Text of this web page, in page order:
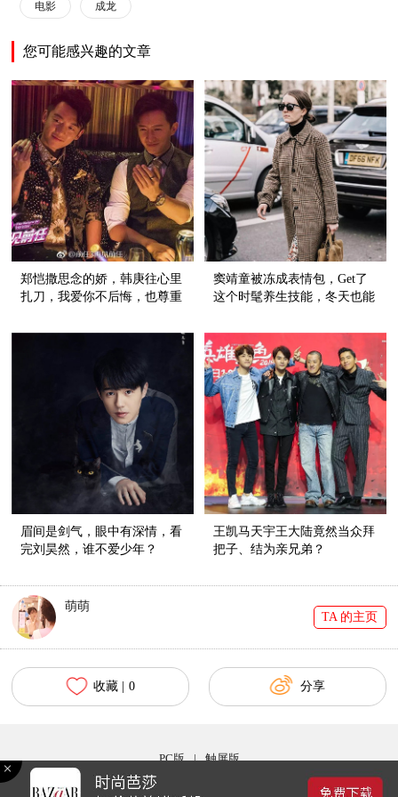
电影 成龙
您可能感兴趣的文章
郑恺撒思念的娇，韩庚往心里
扎刀，我爱你不后悔，也尊重
窦靖童被冻成表情包，Get了
这个时髦养生技能，冬天也能
眉间是剑气，眼中有深情，看
完刘昊然，谁不爱少年？
王凯马天宇王大陆竟然当众拜
把子、结为亲兄弟？
萌萌
TA 的主页
收藏 | 0 分享
PC版 | 触屏版
Copyright © 2017 bazaar.com.cn 北京时尚在线网络服务有限公司 京ICP备030044号